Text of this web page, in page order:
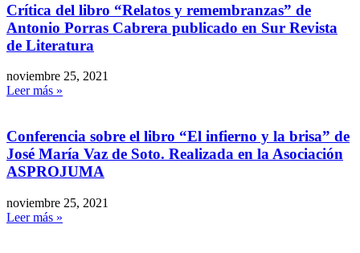
Crítica del libro “Relatos y remembranzas” de
Antonio Porras Cabrera publicado en Sur Revista
de Literatura
noviembre 25, 2021
Leer más »
Conferencia sobre el libro “El infierno y la brisa” de
José María Vaz de Soto. Realizada en la Asociación
ASPROJUMA
noviembre 25, 2021
Leer más »